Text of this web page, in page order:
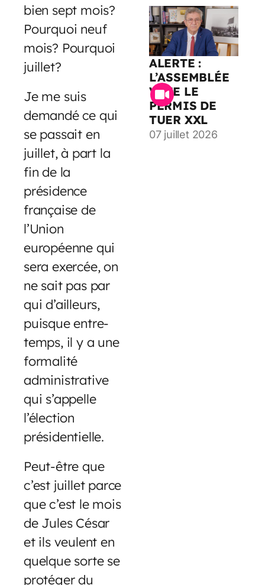
bien sept mois?
Pourquoi neuf
mois? Pourquoi
juillet?
Je me suis
demandé ce qui
se passait en
juillet, à part la
fin de la
présidence
française de
l’Union
européenne qui
sera exercée, on
ne sait pas par
qui d’ailleurs,
puisque entre-
temps, il y a une
formalité
administrative
qui s’appelle
l’élection
présidentielle.
Peut-être que
c’est juillet parce
que c’est le mois
de Jules César
et ils veulent en
quelque sorte se
protéger du
ALERTE :
L’ASSEMBLÉE
VOTE LE
PERMIS DE
TUER XXL
07 juillet 2026